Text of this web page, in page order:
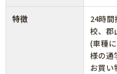
特徴
24時
校、郡
(車種
様の通
お買い